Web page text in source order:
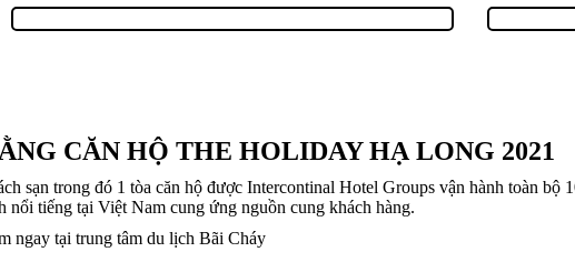
CĂN HỘ THE HOLIDAY HẠ LONG 2021
sạn trong đó 1 tòa căn hộ được Intercontinal Hotel Groups vận hành toàn bộ
tiếng tại Việt Nam cung ứng nguồn cung khách hàng.
ngay tại trung tâm du lịch Bãi Cháy